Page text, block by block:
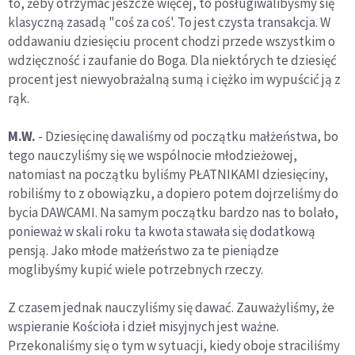
klasyczną zasadą "coś za coś'. To jest czysta transakcja. W
oddawaniu dziesięciu procent chodzi przede wszystkim o
wdzięczność i zaufanie do Boga. Dla niektórych te dziesięć
procent jest niewyobrażalną sumą i ciężko im wypuścić ją z
rąk.
M.W. - Dziesięcinę dawaliśmy od początku małżeństwa, bo
tego nauczyliśmy się we wspólnocie młodzieżowej,
natomiast na początku byliśmy PŁATNIKAMI dziesięciny,
robiliśmy to z obowiązku, a dopiero potem dojrzeliśmy do
bycia DAWCAMI. Na samym początku bardzo nas to bolało,
ponieważ w skali roku ta kwota stawała się dodatkową
pensją. Jako młode małżeństwo za te pieniądze
moglibyśmy kupić wiele potrzebnych rzeczy.
Z czasem jednak nauczyliśmy się dawać. Zauważyliśmy, że
wspieranie Kościoła i dzieł misyjnych jest ważne.
Przekonaliśmy się o tym w sytuacji, kiedy oboje straciliśmy